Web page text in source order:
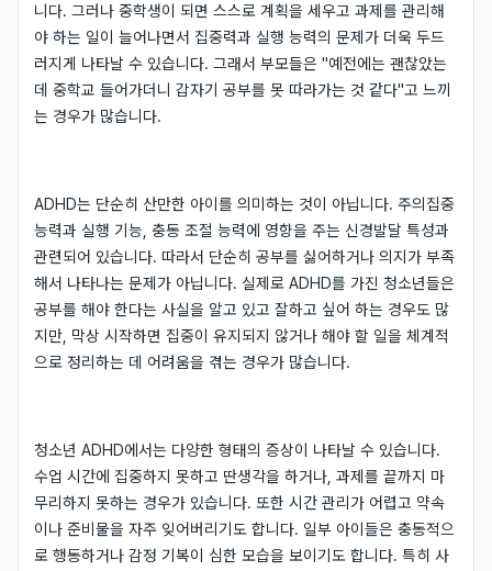
니다. 그러나 중학생이 되면 스스로 계획을 세우고 과제를 관리해
야 하는 일이 늘어나면서 집중력과 실행 능력의 문제가 더욱 두드
러지게 나타날 수 있습니다. 그래서 부모들은 "예전에는 괜찮았는
데 중학교 들어가더니 갑자기 공부를 못 따라가는 것 같다"고 느끼
는 경우가 많습니다.
ADHD는 단순히 산만한 아이를 의미하는 것이 아닙니다. 주의집중
능력과 실행 기능, 충동 조절 능력에 영향을 주는 신경발달 특성과
관련되어 있습니다. 따라서 단순히 공부를 싫어하거나 의지가 부족
해서 나타나는 문제가 아닙니다. 실제로 ADHD를 가진 청소년들은
공부를 해야 한다는 사실을 알고 있고 잘하고 싶어 하는 경우도 많
지만, 막상 시작하면 집중이 유지되지 않거나 해야 할 일을 체계적
으로 정리하는 데 어려움을 겪는 경우가 많습니다.
청소년 ADHD에서는 다양한 형태의 증상이 나타날 수 있습니다.
수업 시간에 집중하지 못하고 딴생각을 하거나, 과제를 끝까지 마
무리하지 못하는 경우가 있습니다. 또한 시간 관리가 어렵고 약속
이나 준비물을 자주 잊어버리기도 합니다. 일부 아이들은 충동적으
로 행동하거나 감정 기복이 심한 모습을 보이기도 합니다. 특히 사